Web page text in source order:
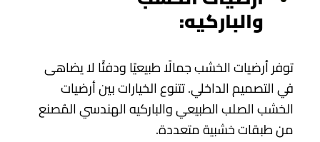
والباركيه:
توفر أرضيات الخشب جمالًا طبيعيًا ودفئًا لا يضاهى
في التصميم الداخلي. تتنوع الخيارات بين أرضيات
الخشب الصلب الطبيعي والباركيه الهندسي المُصنع
من طبقات خشبية متعددة.